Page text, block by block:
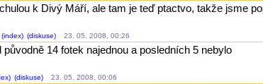
k Divý Máří, ale tam je teď ptactvo, takže jsme
(index) (diskuse) 23. 05. 2008, 00:26
původně 14 fotek najednou a posledních 5 nebylo
(diskuse) 23. 05. 2008, 00:06